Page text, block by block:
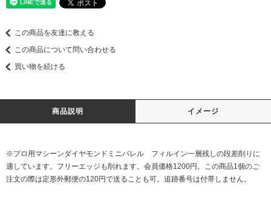
この商品を友達に教える
この商品について問い合わせる
買い物を続ける
商品説明 イメージ
※プロ用マシーンダイヤモンドミニバレル フィルイン一層残しの段差削りに
適しています。フリーエッジも削れます。会員価格1200円。この商品1個のご
注文の際は定形外郵便の120円で送ることも可。追跡番号は付帯しません。